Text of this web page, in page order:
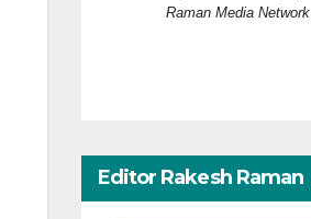
Raman Media Network
Editor Rakesh Raman